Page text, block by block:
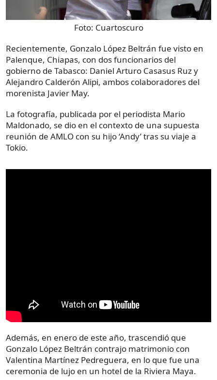
Foto: Cuartoscuro
Recientemente, Gonzalo López Beltrán fue visto en
Palenque, Chiapas, con dos funcionarios del
gobierno de Tabasco: Daniel Arturo Casasus Ruz y
Alejandro Calderón Alipi, ambos colaboradores del
morenista Javier May.
La fotografía, publicada por el periodista Mario
Maldonado, se dio en el contexto de una supuesta
reunión de AMLO con su hijo ‘Andy’ tras su viaje a
Tokio.
Además, en enero de este año, trascendió que
Gonzalo López Beltrán contrajo matrimonio con
Valentina Martínez Pedreguera, en lo que fue una
ceremonia de lujo en un hotel de la Riviera Maya.